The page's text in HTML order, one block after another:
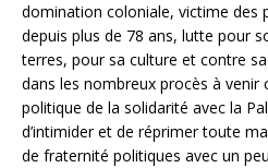
domination coloniale, victime des
depuis plus de 78 ans, lutte pour
terres, pour sa culture et contre
dans les nombreux procès à venir
politique de la solidarité avec la
d’intimider et de réprimer toute
de fraternité politiques avec un